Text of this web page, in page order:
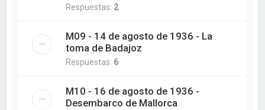
Respuestas: 2
M09 - 14 de agosto de 1936 - La
toma de Badajoz
Respuestas: 6
M10 - 16 de agosto de 1936 -
Desembarco de Mallorca